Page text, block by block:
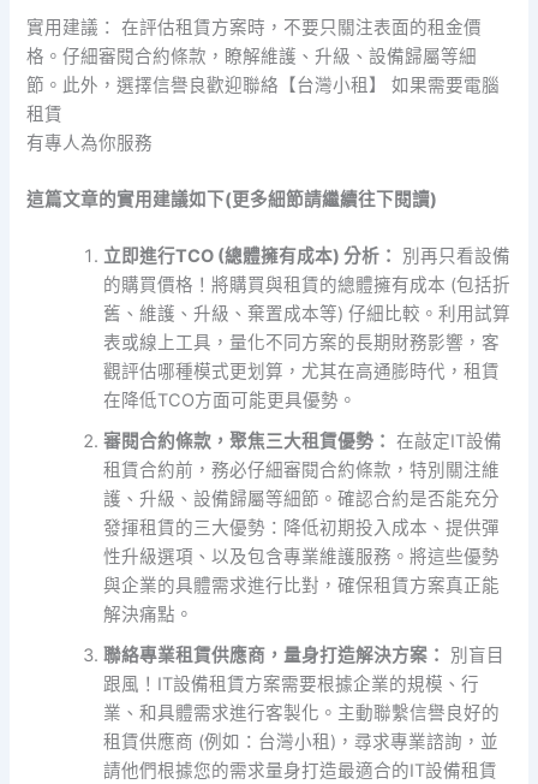
實用建議： 在評估租賃方案時，不要只關注表面的租金價
格。仔細審閱合約條款，瞭解維護、升級、設備歸屬等細
節。此外，選擇信譽良歡迎聯絡【台灣小租】 如果需要電腦
租賃
有專人為你服務
這篇文章的實用建議如下(更多細節請繼續往下閱讀)
立即進行TCO (總體擁有成本) 分析：
別再只看設備
的購買價格！將購買與租賃的總體擁有成本 (包括折
舊、維護、升級、棄置成本等) 仔細比較。利用試算
表或線上工具，量化不同方案的長期財務影響，客
觀評估哪種模式更划算，尤其在高通膨時代，租賃
在降低TCO方面可能更具優勢。
審閱合約條款，聚焦三大租賃優勢： 在敲定IT設備
租賃合約前，務必仔細審閱合約條款，特別關注維
護、升級、設備歸屬等細節。確認合約是否能充分
發揮租賃的三大優勢：降低初期投入成本、提供彈
性升級選項、以及包含專業維護服務。將這些優勢
與企業的具體需求進行比對，確保租賃方案真正能
解決痛點。
聯絡專業租賃供應商，量身打造解決方案：
別盲目
跟風！IT設備租賃方案需要根據企業的規模、行
業、和具體需求進行客製化。主動聯繫信譽良好的
租賃供應商 (例如：台灣小租)，尋求專業諮詢，並
請他們根據您的需求量身打造最適合的IT設備租賃